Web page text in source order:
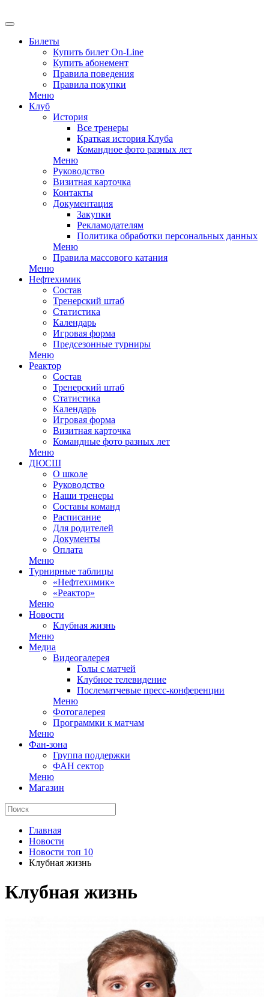
Билеты
Купить билет On-Line
Купить абонемент
Правила поведения
Правила покупки
Меню
Клуб
История
Все тренеры
Краткая история Клуба
Командное фото разных лет
Меню
Руководство
Визитная карточка
Контакты
Документация
Закупки
Рекламодателям
Политика обработки персональных данных
Меню
Правила массового катания
Меню
Нефтехимик
Состав
Тренерский штаб
Статистика
Календарь
Игровая форма
Предсезонные турниры
Меню
Реактор
Состав
Тренерский штаб
Статистика
Календарь
Игровая форма
Визитная карточка
Командные фото разных лет
Меню
ДЮСШ
О школе
Руководство
Наши тренеры
Составы команд
Расписание
Для родителей
Документы
Оплата
Меню
Турнирные таблицы
«Нефтехимик»
«Реактор»
Меню
Новости
Клубная жизнь
Меню
Медиа
Видеогалерея
Голы с матчей
Клубное телевидение
Послематчевые пресс-конференции
Меню
Фотогалерея
Программки к матчам
Меню
Фан-зона
Группа поддержки
ФАН сектор
Меню
Магазин
Главная
Новости
Новости топ 10
Клубная жизнь
Клубная жизнь